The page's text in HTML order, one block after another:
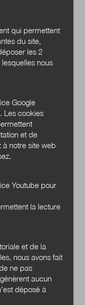
qui permettent
du site,
les 2
nous
Google
Les cookies
et de
notre site web
Youtube pour
la lecture
et de la
nous avons fait
ne pas
aucun
déposé à